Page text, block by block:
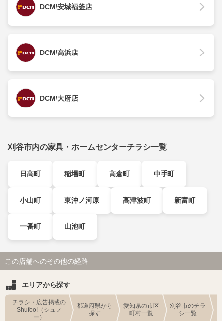
DCM/安城福釜店
DCM/高浜店
DCM/大府店
刈谷市内の家具・ホームセンターチラシ一覧
日高町 稲場町 高倉町 中手町
小山町 東沖ノ河原 高津波町 新富町
一番町 山池町
この店舗へのその他の経路
エリアから探す
チラシ・広告掲載の
Shufoo!（シュフ
ー）
都道府県から
探す
愛知県の市区
町村一覧
刈谷市のチラ
シ一覧